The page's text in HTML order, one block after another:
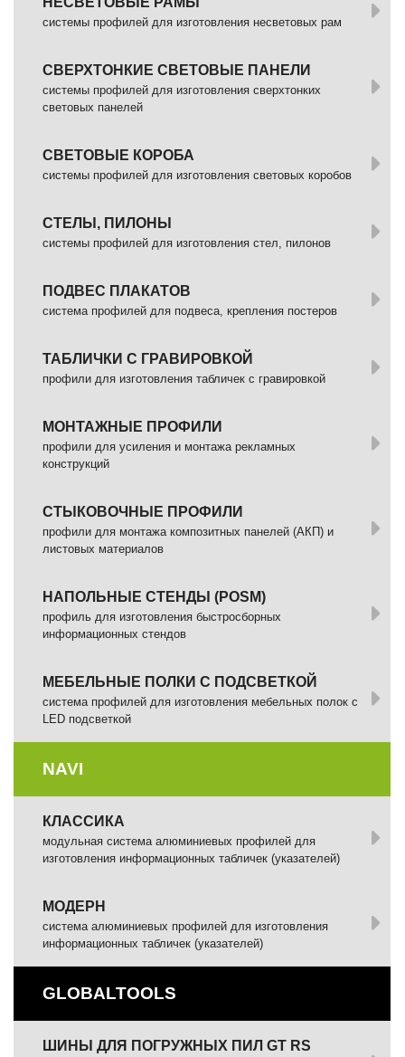
системы профилей для изготовления несветовых рам
СВЕРХТОНКИЕ СВЕТОВЫЕ ПАНЕЛИ
системы профилей для изготовления сверхтонких
световых панелей
СВЕТОВЫЕ КОРОБА
системы профилей для изготовления световых коробов
СТЕЛЫ, ПИЛОНЫ
системы профилей для изготовления стел, пилонов
ПОДВЕС ПЛАКАТОВ
система профилей для подвеса, крепления постеров
ТАБЛИЧКИ С ГРАВИРОВКОЙ
профили для изготовления табличек с гравировкой
МОНТАЖНЫЕ ПРОФИЛИ
профили для усиления и монтажа рекламных
конструкций
СТЫКОВОЧНЫЕ ПРОФИЛИ
профили для монтажа композитных панелей (АКП) и
листовых материалов
НАПОЛЬНЫЕ СТЕНДЫ (POSM)
профиль для изготовления быстросборных
информационных стендов
МЕБЕЛЬНЫЕ ПОЛКИ С ПОДСВЕТКОЙ
cистема профилей для изготовления мебельных полок с
LED подсветкой
NAVI
КЛАССИКА
модульная система алюминиевых профилей для
изготовления информационных табличек (указателей)
МОДЕРН
система алюминиевых профилей для изготовления
информационных табличек (указателей)
GLOBALTOOLS
ШИНЫ ДЛЯ ПОГРУЖНЫХ ПИЛ GT RS